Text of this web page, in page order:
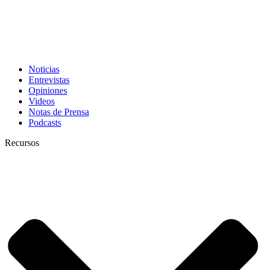
Noticias
Entrevistas
Opiniones
Videos
Notas de Prensa
Podcasts
Recursos